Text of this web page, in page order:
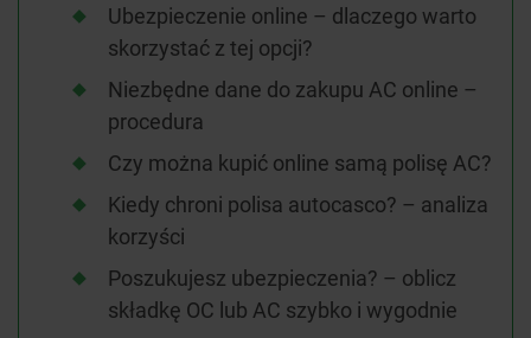
Ubezpieczenie online – dlaczego warto
skorzystać z tej opcji?
Niezbędne dane do zakupu AC online –
procedura
Czy można kupić online samą polisę AC?
Kiedy chroni polisa autocasco? – analiza
korzyści
Poszukujesz ubezpieczenia? – oblicz
składkę OC lub AC szybko i wygodnie